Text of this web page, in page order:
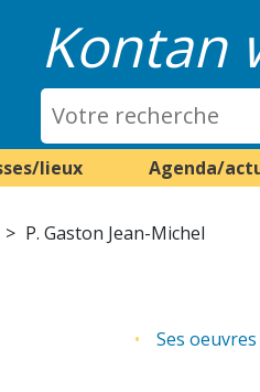
Kontan
lieux Agenda/
P. Gaston Jean-Michel
Ses oeuvres